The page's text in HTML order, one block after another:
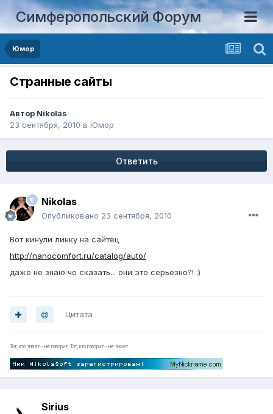
Симферопольский Форум
Юмор
Странные сайты
Автор Nikolas
23 сентября, 2010 в Юмор
Ответить
Nikolas
Опубликовано 23 сентября, 2010
Вот кинули линку на сайтец
http://nanocomfort.ru/catalog/auto/
даже не знаю чо сказать... они это серьёзно?! :)
Цитата
Тот, кто знает - не говорит. Тот, кто говорит - не знает.
Sirius